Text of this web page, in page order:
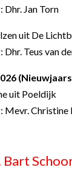
Dhr. Jan Torn
uit De
Teus van
uit Poeldijk
Mevr. Christine
Bart